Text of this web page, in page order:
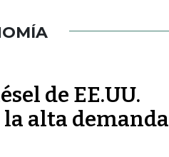
de EE.UU.
alta demanda